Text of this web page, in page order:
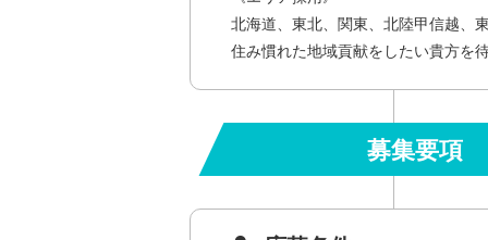
北海道、東北、関東、北陸甲信越、
住み慣れた地域貢献をしたい貴方を
募集要項